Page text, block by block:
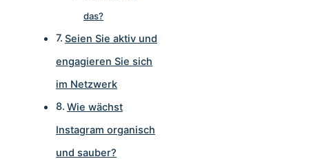
das?
Seien Sie aktiv und
engagieren Sie sich
im Netzwerk
Wie wächst
Instagram organisch
und sauber?